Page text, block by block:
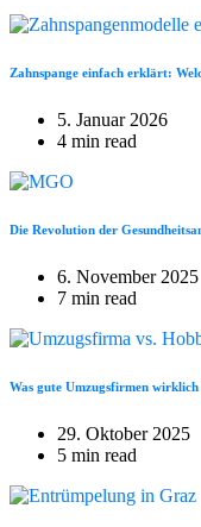
Zahnspange einfach erklärt:
5. Januar 2026
4 min read
Die Revolution der
6. November 2025
7 min read
Was gute Umzugsfirmen
29. Oktober 2025
5 min read